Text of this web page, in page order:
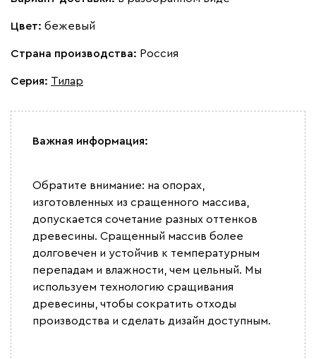
Альтеа
Бежевый Графит
Дарте
Графит
Цвет: бежевый
Страна производства: Россия
Серия: Тилар
Важная информация:
Обратите внимание: на опорах,
изготовленных из сращенного массива,
допускается сочетание разных оттенков
древесины. Сращенный массив более
долговечен и устойчив к температурным
перепадам и влажности, чем цельный. Мы
используем технологию сращивания
древесины, чтобы сократить отходы
производства и сделать дизайн доступным.